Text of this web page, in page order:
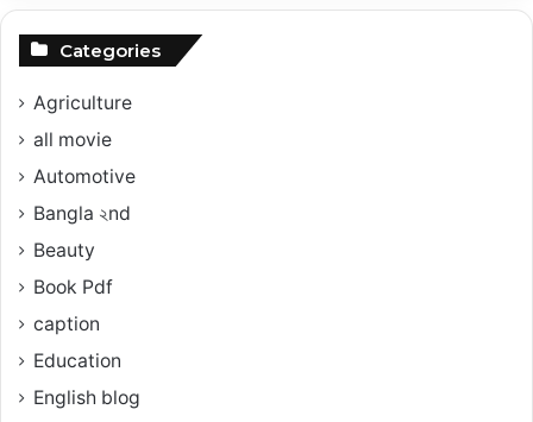
Categories
Agriculture
all movie
Automotive
Bangla ২nd
Beauty
Book Pdf
caption
Education
English blog